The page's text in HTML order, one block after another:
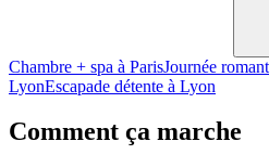
Chambre + spa à ParisJournée
LyonEscapade détente à Lyon
Comment ça marche